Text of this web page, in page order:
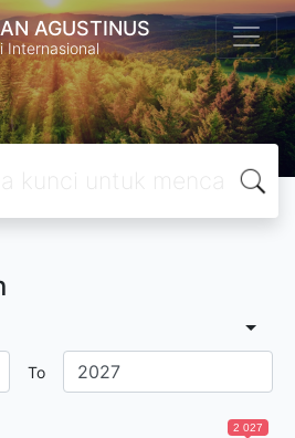
AGUSTINUS
Internasional
To
2 027